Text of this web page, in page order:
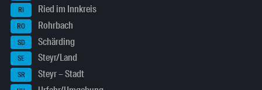
RI Ried im Innkreis
RO Rohrbach
SD Schärding
SE Steyr/Land
SR Steyr – Stadt